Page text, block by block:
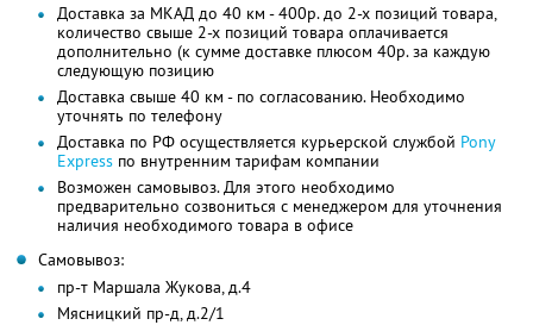
Доставка за МКАД до 40 км - 400р. до 2-х позиций товара,
количество свыше 2-х позиций товара оплачивается
дополнительно (к сумме доставке плюсом 40р. за каждую
следующую позицию
Доставка свыше 40 км - по согласованию. Необходимо
уточнять по телефону
Доставка по РФ осуществляется курьерской службой Pony
Express по внутренним тарифам компании
Возможен самовывоз. Для этого необходимо
предварительно созвониться с менеджером для уточнения
наличия необходимого товара в офисе
Самовывоз:
пр-т Маршала Жукова, д.4
Мясницкий пр-д, д.2/1